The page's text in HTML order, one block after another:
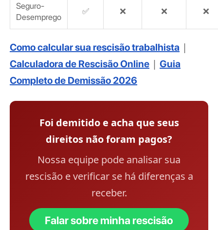
Seguro-
Desemprego
✅ ❌ ❌ ❌
Como calcular sua rescisão trabalhista |
Calculadora de Rescisão Online | Guia
Completo de Demissão 2026
Foi demitido e acha que seus
direitos não foram pagos?
Nossa equipe pode analisar sua
rescisão e verificar se há diferenças a
receber.
Falar sobre minha rescisão